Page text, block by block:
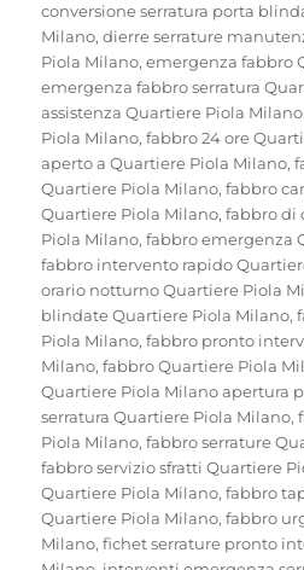
conversione serratura porta
Milano,dierre serrature
Piola Milano,emergenza fabbro
emergenza fabbro serratura
assistenza Quartiere Piola Milano
Piola Milano,fabbro 24 ore
aperto a Quartiere Piola Milano,
Quartiere Piola Milano,fabbro
Quartiere Piola Milano,fabbro di
Piola Milano,fabbro emergenza
fabbro intervento rapido
orario notturno Quartiere Piola
blindate Quartiere Piola Milano,
Piola Milano,fabbro pronto
Milano,fabbro Quartiere Piola
Quartiere Piola Milano apertura
serratura Quartiere Piola Milano,
Piola Milano,fabbro serrature
fabbro servizio sfratti Quartiere
Quartiere Piola Milano,fabbro
Quartiere Piola Milano,fabbro
Milano,fichet serrature pronto